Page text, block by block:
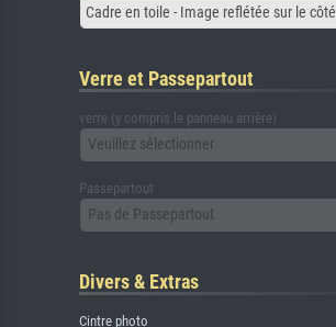
Cadre en toile - Image reflétée sur le côté
Verre et Passepartout
verre (y compris le panneau arrière)
Veuillez sélectionner
Passepartout
Pas de Passepartout
Divers & Extras
Cintre photo